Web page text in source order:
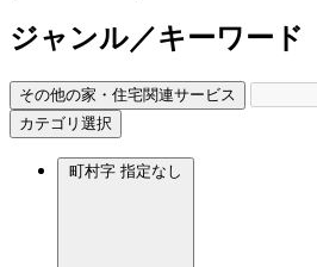
ジャンル／キーワード
その他の家・住宅関連サービス
カテゴリ選択
町村字 指定なし